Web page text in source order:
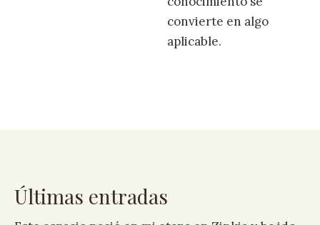
convierte en algo
aplicable.
Últimas entradas